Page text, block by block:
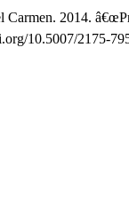
Carmen. 2014.
10.5007/2175-